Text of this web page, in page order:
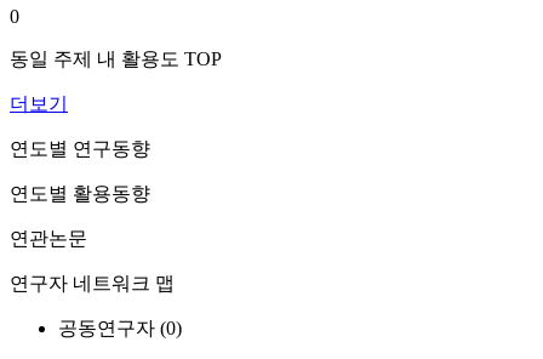
0
동일 주제 내 활용도 TOP
더보기
연도별 연구동향
연도별 활용동향
연관논문
연구자 네트워크 맵
공동연구자 (0)